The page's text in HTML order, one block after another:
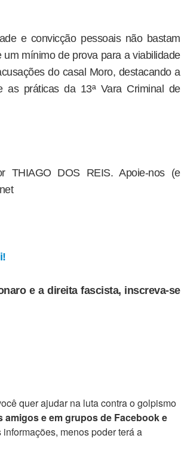
e convicção pessoais não bastam
mínimo de prova para a viabilidade
do casal Moro, destacando a
as práticas da 13ª Vara Criminal de
THIAGO DOS REIS. Apoie-nos (e
e a direita fascista, inscreva-se
quer ajudar na luta contra o golpismo
e em grupos de Facebook e
menos poder terá a